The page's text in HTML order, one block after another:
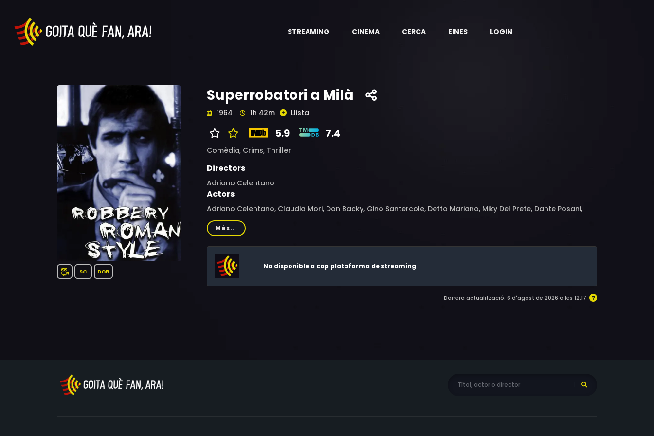
STREAMING CINEMA CERCA EINES LOGIN
SC DOB
Superrobatori a Milà
1964 1h 42m Llista
5.9 7.4
Comèdia, Crims, Thriller
Directors
Adriano Celentano
Actors
Adriano Celentano, Claudia Mori, Don Backy, Gino Santercole, Detto Mariano, Miky Del Prete, Dante Posani,
Vittorio Salvetti, Milena Bettini, Tiziano, Loris Bazzocchi, Isarco Ravaioli, Rafael Pisareff, Franco Adducci, Ico
Cerutti, Ivan Rassimov, Andrea Checchi, Aldo Maccione
Més...
No disponible a cap plataforma de streaming
Darrera actualització: 6 d'agost de 2026 a les 12:17